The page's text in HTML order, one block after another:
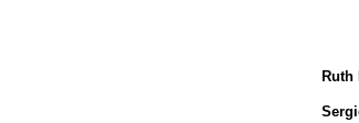
Ruth